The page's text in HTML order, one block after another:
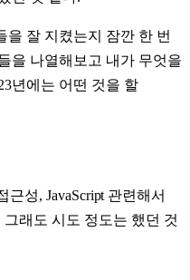
을 잘 지켰는지 잠깐 한 번
을 나열해보고 내가 무엇을
년에는 어떤 것을 할
성, JavaScript 관련해서
래도 시도 정도는 했던 것